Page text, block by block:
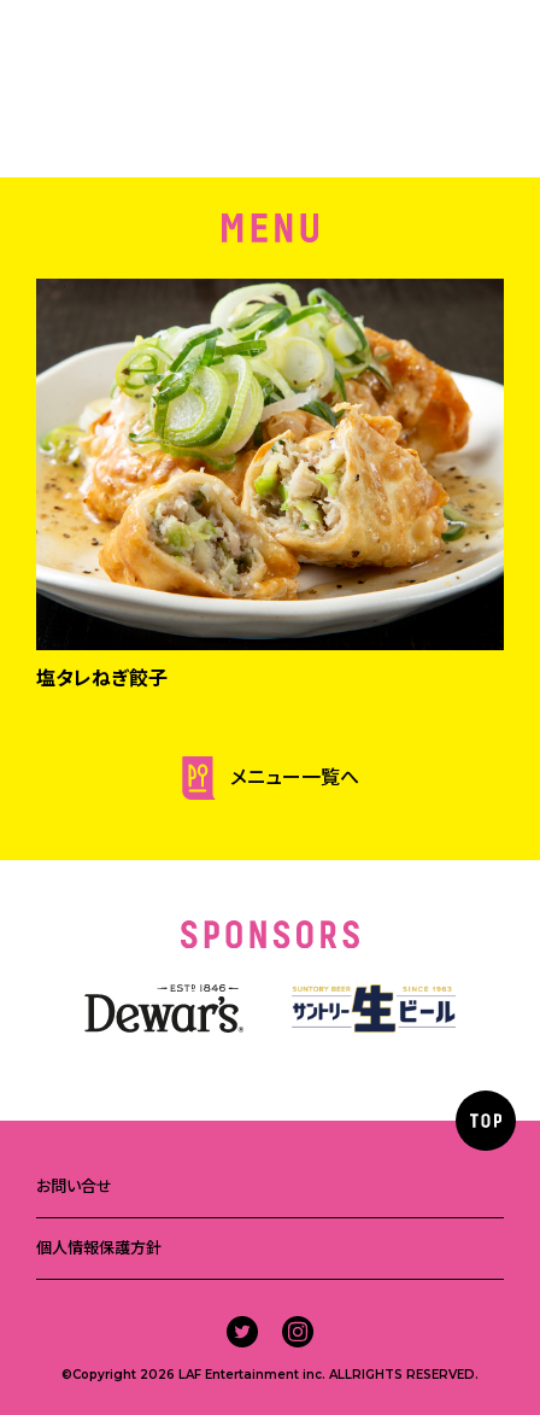
塩タレねぎ餃子
メニュー一覧へ
お問い合せ
個人情報保護方針
©Copyright 2026 LAF Entertainment inc. ALLRIGHTS RESERVED.